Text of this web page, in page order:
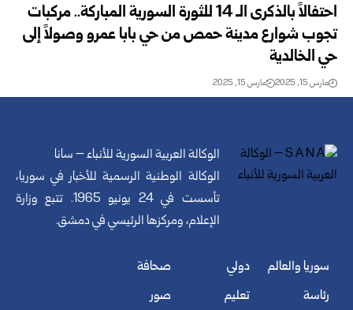
احتفالاً بالذكرى الـ 14 للثورة السورية المباركة.. مركبات
تجوب شوارع مدينة حمص من حي بابا عمرو وصولاً إلى
حي الخالدية
مارس 15, 2025 مارس 15, 2025
الوكالة العربية السورية للأنباء – سانا
الوكالة الوطنية الرسمية للأخبار في سوريا،
تأسست في 24 يونيو 1965. تتبع وزارة
الإعلام، ومركزها الرئيسي في دمشق.
سوريا والعالم
رئاسة
دولي
تعليم
صحافة
صور